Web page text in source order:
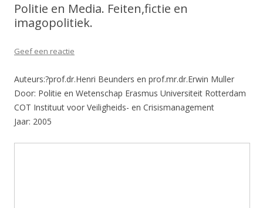
Politie en Media. Feiten,fictie en
imagopolitiek.
Geef een reactie
Auteurs:?prof.dr.Henri Beunders en prof.mr.dr.Erwin Muller
Door: Politie en Wetenschap Erasmus Universiteit Rotterdam
COT Instituut voor Veiligheids- en Crisismanagement
Jaar: 2005